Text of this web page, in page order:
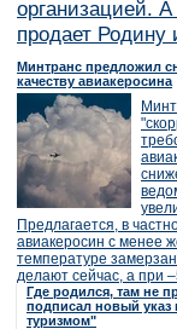
организацией.
продает Родину
Минтранс предложил
качеству авиакеросина
Предлагается, в
авиакеросин с менее
температуре
делают сейчас, а при
Где родился, там не
подписал новый
туризмом"